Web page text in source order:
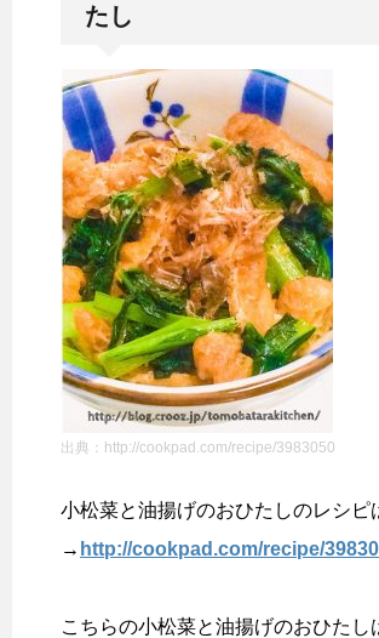
たし
出典：http://cookpad.com/recipe/3983050
小松菜と油揚げのおひたしのレシピ
→ http://cookpad.com/recipe/
こちらの小松菜と油揚げのおひたし